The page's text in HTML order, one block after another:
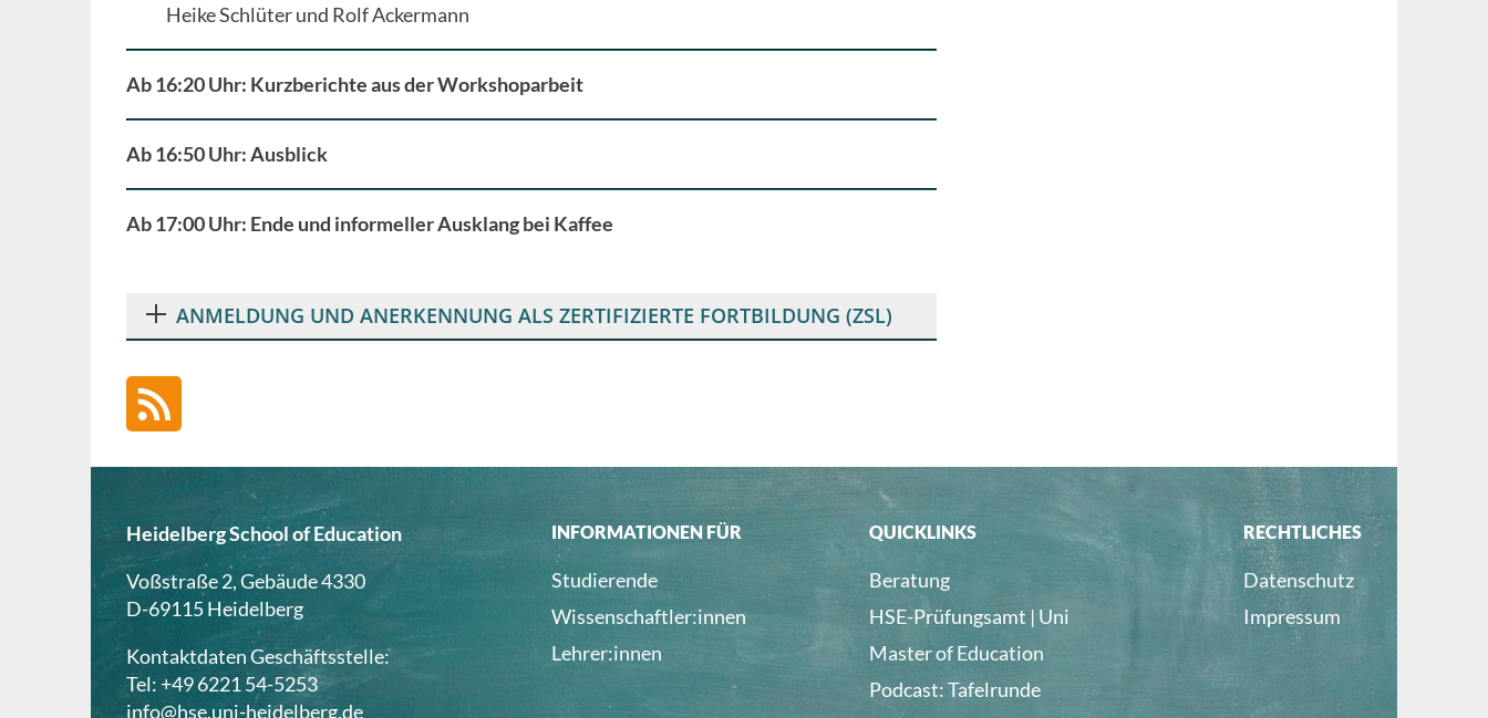
Heike Schlüter und Rolf Ackermann
Ab 16:20 Uhr: Kurzberichte aus der Workshoparbeit
Ab 16:50 Uhr: Ausblick
Ab 17:00 Uhr: Ende und informeller Ausklang bei Kaffee
ANMELDUNG UND ANERKENNUNG ALS ZERTIFIZIERTE FORTBILDUNG (ZSL)
Heidelberg School of Education
Voßstraße 2, Gebäude 4330
D-69115 Heidelberg
Kontaktdaten Geschäftsstelle:
Tel: +49 6221 54-5253
info@hse.uni-heidelberg.de
INFORMATIONEN FÜR
Studierende
Wissenschaftler:innen
Lehrer:innen
QUICKLINKS
Beratung
HSE-Prüfungsamt | Uni
Master of Education
Podcast: Tafelrunde
RECHTLICHES
Datenschutz
Impressum